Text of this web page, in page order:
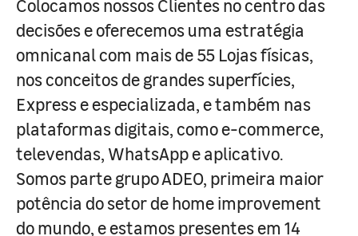
Colocamos nossos Clientes no centro das
decisões e oferecemos uma estratégia
omnicanal com mais de 55 Lojas físicas,
nos conceitos de grandes superfícies,
Express e especializada, e também nas
plataformas digitais, como e-commerce,
televendas, WhatsApp e aplicativo.
Somos parte grupo ADEO, primeira maior
potência do setor de home improvement
do mundo, e estamos presentes em 14